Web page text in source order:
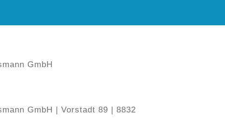
GmbH
GmbH | Vorstadt 89 | 8832